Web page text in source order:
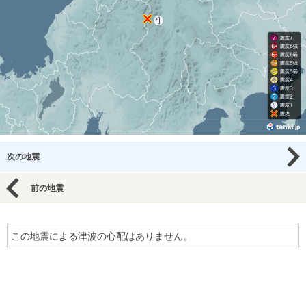
次の地震
前の地震
この地震による津波の心配はありません。